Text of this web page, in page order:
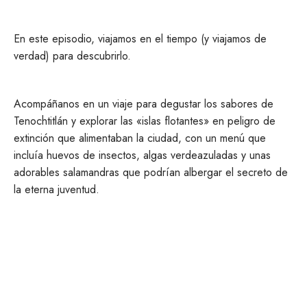
En este episodio, viajamos en el tiempo (y viajamos de
verdad) para descubrirlo.
Acompáñanos en un viaje para degustar los sabores de
Tenochtitlán y explorar las «islas flotantes» en peligro de
extinción que alimentaban la ciudad, con un menú que
incluía huevos de insectos, algas verdeazuladas y unas
adorables salamandras que podrían albergar el secreto de
la eterna juventud.